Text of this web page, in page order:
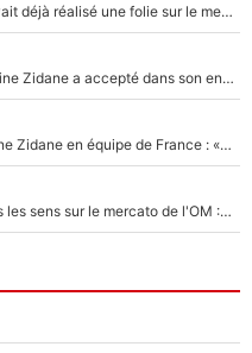
250M€ pour signer une star : Le PSG avait déjà réalisé une folie sur le mercato bien avant Neymar !
Voilà le seul homme politique que Zinedine Zidane a accepté dans son entourage : «Je garde un très bon souvenir de lui»
Franck Ribéry a osé s'attaquer à Zinedine Zidane en équipe de France : «Je n'aurais jamais fait ça»
Medina, Rulli, Paixao... ça part dans tous les sens sur le mercato de l'OM : Frank McCourt va enfin récupérer l'argent qu'il attend ?